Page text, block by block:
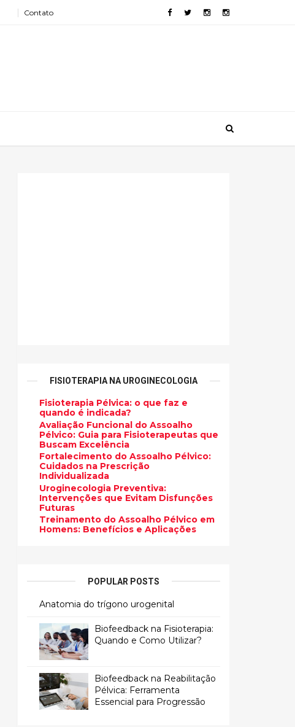
Contato
FISIOTERAPIA NA UROGINECOLOGIA
Fisioterapia Pélvica: o que faz e
quando é indicada?
Avaliação Funcional do Assoalho
Pélvico: Guia para Fisioterapeutas que
Buscam Excelência
Fortalecimento do Assoalho Pélvico:
Cuidados na Prescrição
Individualizada
Uroginecologia Preventiva:
Intervenções que Evitam Disfunções
Futuras
Treinamento do Assoalho Pélvico em
Homens: Benefícios e Aplicações
POPULAR POSTS
Anatomia do trígono urogenital
Biofeedback na Fisioterapia:
Quando e Como Utilizar?
Biofeedback na Reabilitação
Pélvica: Ferramenta
Essencial para Progressão